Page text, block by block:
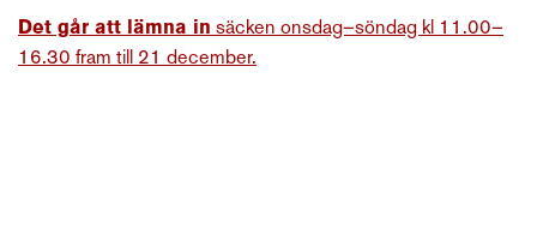
Det går att lämna in säcken onsdag–söndag kl 11.00–
16.30 fram till 21 december.